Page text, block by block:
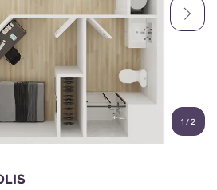
Lingua
English (GB)
Prenota ora
Deutsch
1 /2